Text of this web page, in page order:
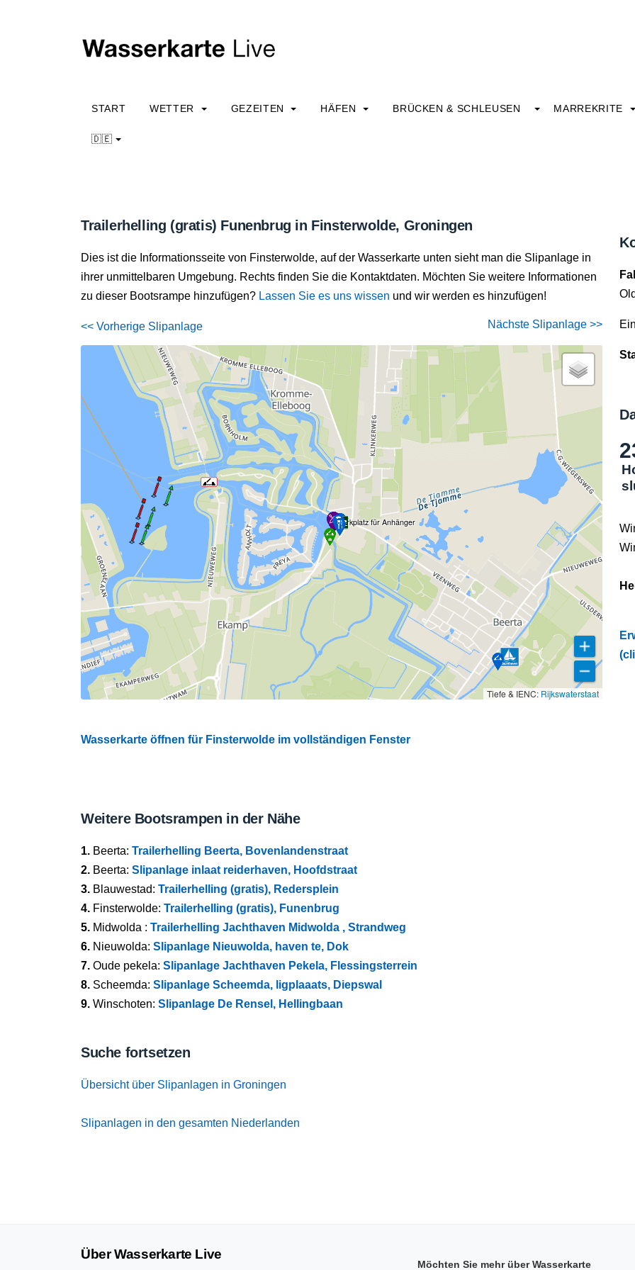
START WETTER GEZEITEN HÄFEN BRÜCKEN & SCHLEUSEN MARREKRITE
🇩🇪
Trailerhelling (gratis) Funenbrug in Finsterwolde, Groningen
Dies ist die Informationsseite von Finsterwolde, auf der Wasserkarte unten sieht man die Slipanlage in
ihrer unmittelbaren Umgebung. Rechts finden Sie die Kontaktdaten. Möchten Sie weitere Informationen
zu dieser Bootsrampe hinzufügen? Lassen Sie es uns wissen und wir werden es hinzufügen!
<< Vorherige Slipanlage Nächste Slipanlage >>
Parkplatz für Anhänger
Tiefe & IENC: Rijkswaterstaat
Wasserkarte öffnen für Finsterwolde im vollständigen Fenster
Weitere Bootsrampen in der Nähe
1. Beerta: Trailerhelling Beerta, Bovenlandenstraat
2. Beerta: Slipanlage inlaat reiderhaven, Hoofdstraat
3. Blauwestad: Trailerhelling (gratis), Redersplein
4. Finsterwolde: Trailerhelling (gratis), Funenbrug
5. Midwolda : Trailerhelling Jachthaven Midwolda , Strandweg
6. Nieuwolda: Slipanlage Nieuwolda, haven te, Dok
7. Oude pekela: Slipanlage Jachthaven Pekela, Flessingsterrein
8. Scheemda: Slipanlage Scheemda, ligplaaats, Diepswal
9. Winschoten: Slipanlage De Rensel, Hellingbaan
Suche fortsetzen
Übersicht über Slipanlagen in Groningen
Slipanlagen in den gesamten Niederlanden
Über Wasserkarte Live
Möchten Sie mehr über Wasserkarte